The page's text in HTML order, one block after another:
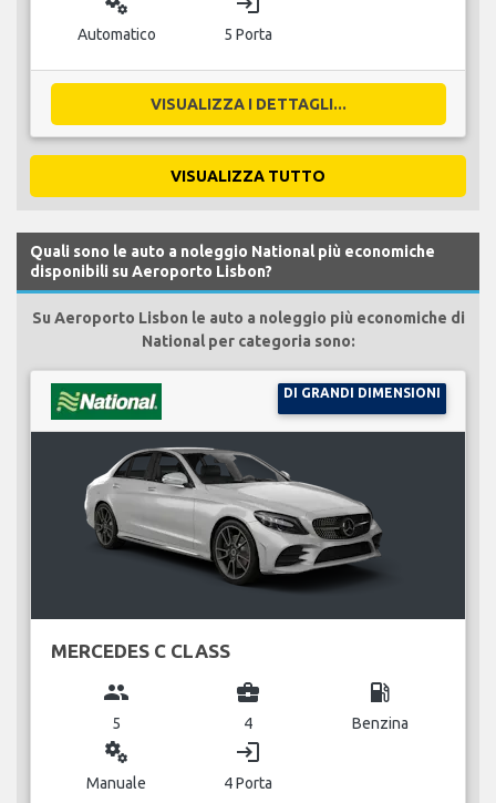
Automatico 5 Porta
VISUALIZZA I DETTAGLI...
VISUALIZZA TUTTO
Quali sono le auto a noleggio National più economiche
disponibili su Aeroporto Lisbon?
Su Aeroporto Lisbon le auto a noleggio più economiche di
National per categoria sono:
DI GRANDI DIMENSIONI
MERCEDES C CLASS
group
5
business_center
4
local_gas_station
Benzina
miscellaneous_services
Manuale
login
4 Porta